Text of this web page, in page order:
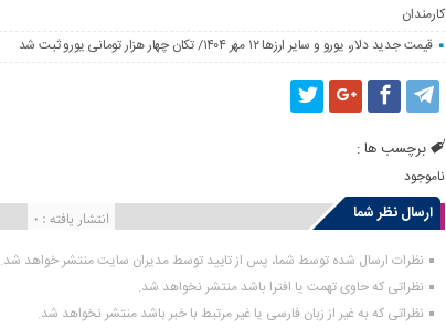
کارمندان
قیمت جدید دلار، یورو و سایر ارزها ۱۲ مهر ۱۴۰۴/ تکان چهار هزار تومانی یورو ثبت شد
برچسب ها :
ناموجود
ارسال نظر شما انتشار یافته : 0
نظرات ارسال شده توسط شما، پس از تایید توسط مدیران سایت منتشر خواهد شد.
نظراتی که حاوی تهمت یا افترا باشد منتشر نخواهد شد.
نظراتی که به غیر از زبان فارسی یا غیر مرتبط با خبر باشد منتشر نخواهد شد.